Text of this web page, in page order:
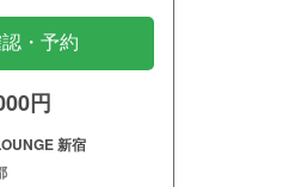
・予約
円
新宿